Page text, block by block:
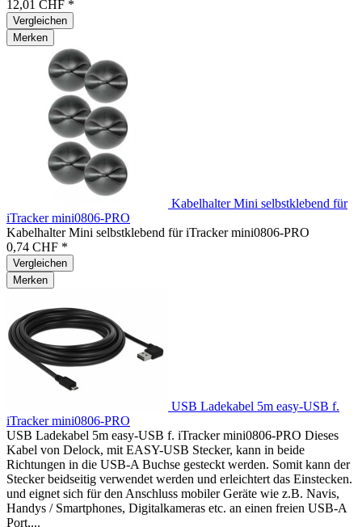
12,01 CHF *
Vergleichen
Merken
Kabelhalter Mini selbstklebend für
iTracker mini0806-PRO
Kabelhalter Mini selbstklebend für iTracker mini0806-PRO
0,74 CHF *
Vergleichen
Merken
USB Ladekabel 5m easy-USB f.
iTracker mini0806-PRO
USB Ladekabel 5m easy-USB f. iTracker mini0806-PRO Dieses
Kabel von Delock, mit EASY-USB Stecker, kann in beide
Richtungen in die USB-A Buchse gesteckt werden. Somit kann der
Stecker beidseitig verwendet werden und erleichtert das Einstecken.
und eignet sich für den Anschluss mobiler Geräte wie z.B. Navis,
Handys / Smartphones, Digitalkameras etc. an einen freien USB-A
Port,...